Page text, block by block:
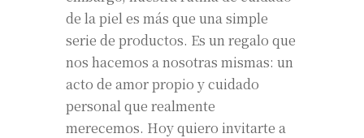
de la piel es más que una simple
serie de productos. Es un regalo que
nos hacemos a nosotras mismas: un
acto de amor propio y cuidado
personal que realmente
merecemos. Hoy quiero invitarte a